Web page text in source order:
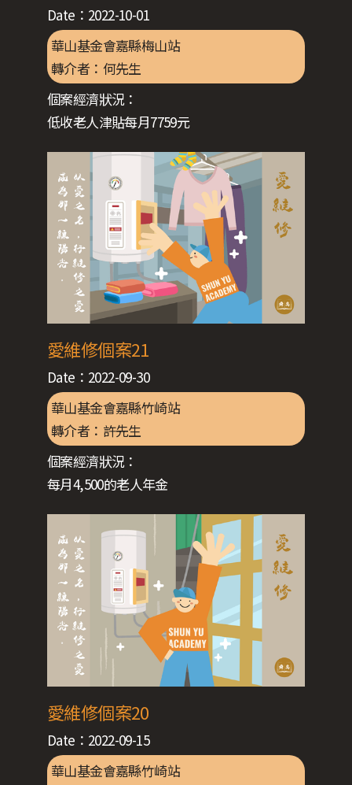
Date： 2022-10-01
華山基金會嘉縣梅山站
轉介者： 何先生
個案經濟狀況：
低收老人津貼每月7759元
愛維修個案21
Date： 2022-09-30
華山基金會嘉縣竹崎站
轉介者： 許先生
個案經濟狀況：
每月4,500的老人年金
愛維修個案20
Date： 2022-09-15
華山基金會嘉縣竹崎站